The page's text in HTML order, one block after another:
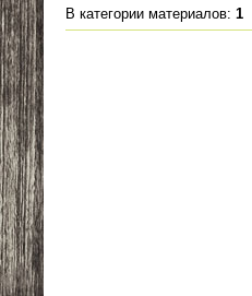
В категории материалов: 1